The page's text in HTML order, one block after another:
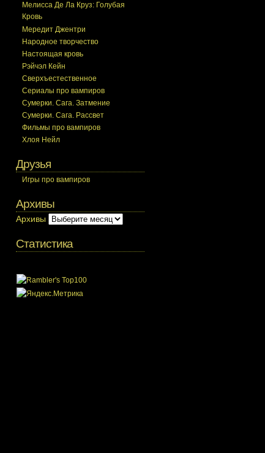
Мелисса Де Ла Круз: Голубая
Кровь
Мередит Джентри
Народное творчество
Настоящая кровь
Рэйчэл Кейн
Сверхъестественное
Сериалы про вампиров
Сумерки. Сага. Затмение
Сумерки. Сага. Рассвет
Фильмы про вампиров
Хлоя Нейл
Друзья
Игры про вампиров
Архивы
Архивы
Статистика